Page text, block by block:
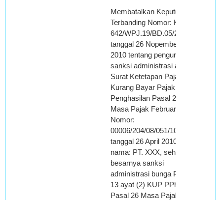
Membatalkan Keputusan
Terbanding Nomor: KEP-
642/WPJ.19/BD.05/2010
tanggal 26 Nopember
2010 tentang pengurangan
sanksi administrasi atas
Surat Ketetapan Pajak
Kurang Bayar Pajak
Penghasilan Pasal 26
Masa Pajak Februari 2008
Nomor:
00006/204/08/051/10
tanggal 26 April 2010, atas
nama: PT. XXX, sehingga
besarnya sanksi
administrasi bunga Pasal
13 ayat (2) KUP PPh
Pasal 26 Masa Pajak